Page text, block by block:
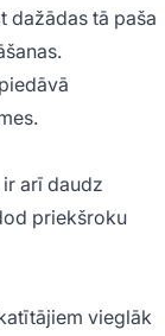
dažādas tā paša
arī daudz
priekšroku
vieglāk